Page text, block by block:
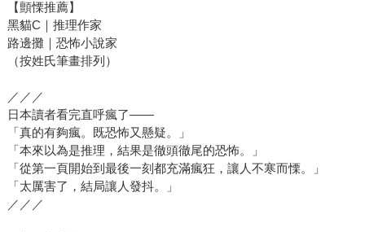
【顫慄推薦】
黑貓C｜推理作家
路邊攤｜恐怖小說家
（按姓氏筆畫排列）
／／／
日本讀者看完直呼瘋了——
「真的有夠瘋。既恐怖又懸疑。」
「本來以為是推理，結果是徹頭徹尾的恐怖。」
「從第一頁開始到最後一刻都充滿瘋狂，讓人不寒而慄。」
「太厲害了，結局讓人發抖。」
／／／